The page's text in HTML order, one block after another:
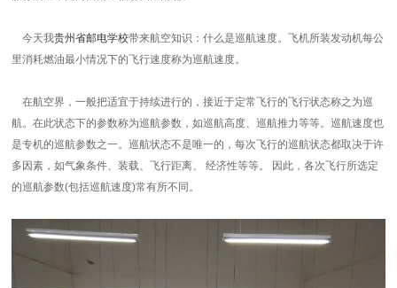
今天我贵州省邮电学校带来航空知识：什么是巡航速度。飞机所装发动机每公
里消耗燃油最小情况下的飞行速度称为巡航速度。
在航空界，一般把适宜于持续进行的，接近于定常飞行的飞行状态称之为巡
航。在此状态下的参数称为巡航参数，如巡航高度、巡航推力等等。巡航速度也
是专机的巡航参数之一。巡航状态不是唯一的，每次飞行的巡航状态都取决于许
多因素，如气象条件、装载、飞行距离、 经济性等等。 因此，各次飞行所选定
的巡航参数(包括巡航速度)常有所不同。